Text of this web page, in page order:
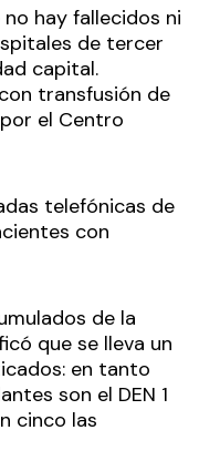
hay fallecidos ni
de tercer
capital.
transfusión de
el Centro
telefónicas de
con
de la
que se lleva un
en tanto
son el DEN 1
cinco las